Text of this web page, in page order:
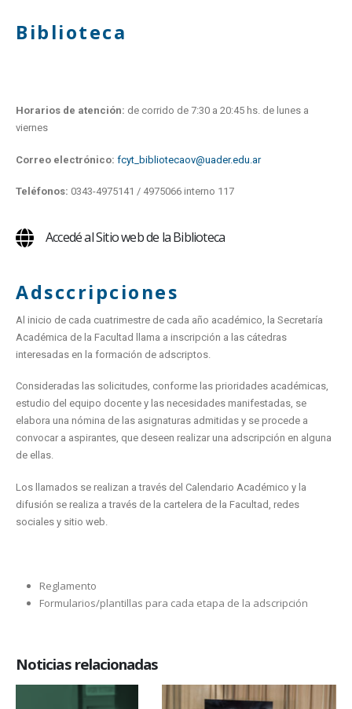
Biblioteca
Horarios de atención: de corrido de 7:30 a 20:45 hs. de lunes a
viernes
Correo electrónico: fcyt_bibliotecaov@uader.edu.ar
Teléfonos: 0343-4975141 / 4975066 interno 117
Accedé al Sitio web de la Biblioteca
Adsccripciones
Al inicio de cada cuatrimestre de cada año académico, la Secretaría
Académica de la Facultad llama a inscripción a las cátedras
interesadas en la formación de adscriptos.
Consideradas las solicitudes, conforme las prioridades académicas,
estudio del equipo docente y las necesidades manifestadas, se
elabora una nómina de las asignaturas admitidas y se procede a
convocar a aspirantes, que deseen realizar una adscripción en alguna
de ellas.
Los llamados se realizan a través del Calendario Académico y la
difusión se realiza a través de la cartelera de la Facultad, redes
sociales y sitio web.
Reglamento
Formularios/plantillas para cada etapa de la adscripción
Noticias relacionadas